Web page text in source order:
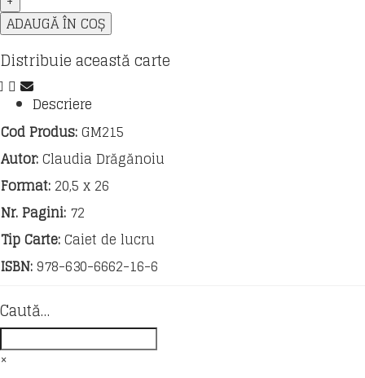
de
lucru
pentru
clasa
a
VII-
a
ADAUGĂ ÎN COȘ
Distribuie această carte
Descriere
Cod Produs:GM215
Autor:Claudia Drăgănoiu
Format: 20,5 x 26
Nr. Pagini: 72
Tip Carte:Caiet de lucru
ISBN:978-630-6662-16-6
Caută…
×